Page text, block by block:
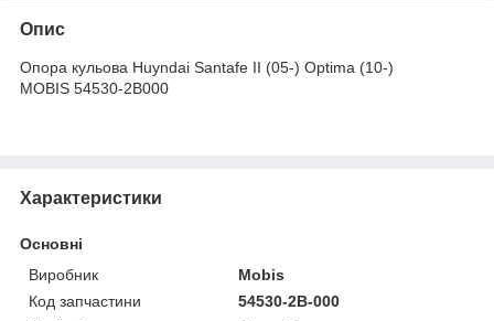
Опис
Опора кульова Huyndai Santafe II (05-) Optima (10-)
MOBIS 54530-2B000
Характеристики
Основні
Виробник
Mobis
Код запчастини
54530-2B-000